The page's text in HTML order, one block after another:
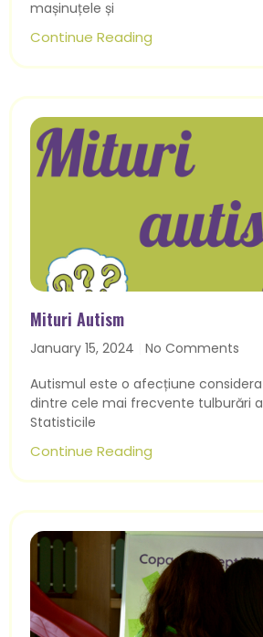
mașinuțele și
Continue Reading
Mituri Autism
January 15, 2024
No Comments
Autismul este o afecțiune
dintre cele mai frecvente tulburări
Statisticile
Continue Reading